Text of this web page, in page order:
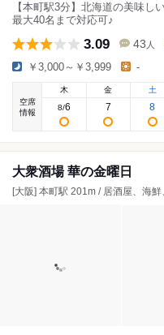
【本町駅3分】北海道の美味
最大40名まで対応可♪
3.09 43 人
￥3,000～￥3,999 -
空席
情報
木
8/6
金
7
土
8
大衆酒場 華の金曜日
[大阪] 本町駅 201m / 居酒屋、海